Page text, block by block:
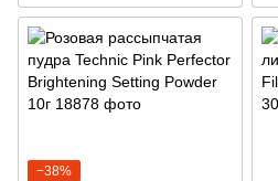
−38%